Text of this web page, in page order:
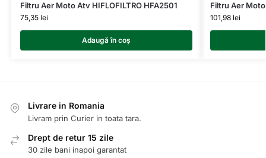
Filtru Aer Moto Atv HIFLOFILTRO HFA2501
75,35 lei
Adaugă în coș
Filtru Aer
101,98 lei
Livrare in Romania
Livram prin Curier in toata tara.
Drept de retur 15 zile
30 zile bani inapoi garantat